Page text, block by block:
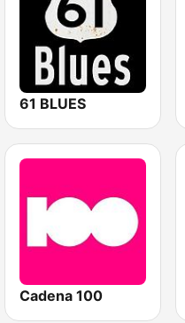
61 BLUES
Cadena 100